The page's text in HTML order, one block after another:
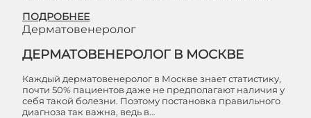
ПОДРОБНЕЕ
Дерматовенеролог
ДЕРМАТОВЕНЕРОЛОГ В МОСКВЕ
Каждый дерматовенеролог в Москве знает статистику,
почти 50% пациентов даже не предполагают наличия у
себя такой болезни. Поэтому постановка правильного
диагноза так важна, ведь в…